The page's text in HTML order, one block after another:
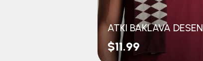
ATKI BAKLAVA DESEN
$11.99